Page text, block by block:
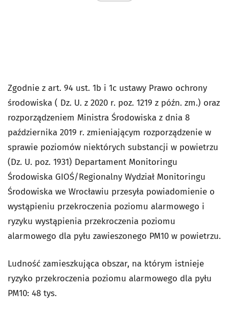
Zgodnie z art. 94 ust. 1b i 1c ustawy Prawo ochrony
środowiska ( Dz. U. z 2020 r. poz. 1219 z późn. zm.) oraz
rozporządzeniem Ministra Środowiska z dnia 8
października 2019 r. zmieniającym rozporządzenie w
sprawie poziomów niektórych substancji w powietrzu
(Dz. U. poz. 1931) Departament Monitoringu
Środowiska GIOŚ/Regionalny Wydział Monitoringu
Środowiska we Wrocławiu przesyła powiadomienie o
wystąpieniu przekroczenia poziomu alarmowego i
ryzyku wystąpienia przekroczenia poziomu
alarmowego dla pyłu zawieszonego PM10 w powietrzu.
Ludność zamieszkująca obszar, na którym istnieje
ryzyko przekroczenia poziomu alarmowego dla pyłu
PM10: 48 tys.